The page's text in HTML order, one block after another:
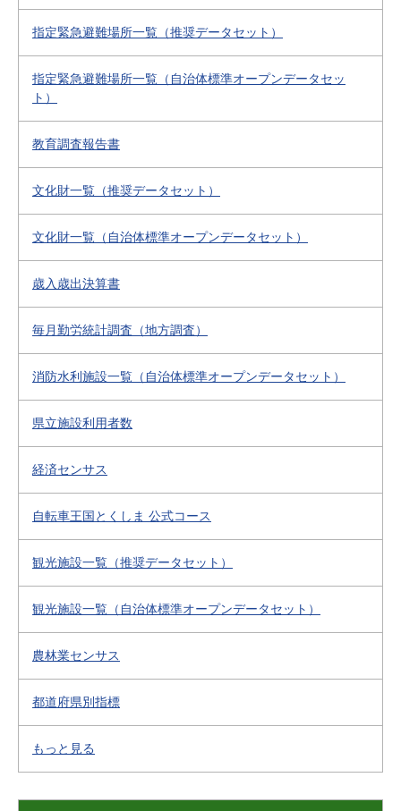
指定緊急避難場所一覧（推奨データセット）
指定緊急避難場所一覧（自治体標準オープンデータセッ
ト）
教育調査報告書
文化財一覧（推奨データセット）
文化財一覧（自治体標準オープンデータセット）
歳入歳出決算書
毎月勤労統計調査（地方調査）
消防水利施設一覧（自治体標準オープンデータセット）
県立施設利用者数
経済センサス
自転車王国とくしま 公式コース
観光施設一覧（推奨データセット）
観光施設一覧（自治体標準オープンデータセット）
農林業センサス
都道府県別指標
もっと見る